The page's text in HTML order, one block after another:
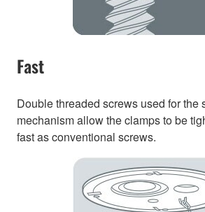
Fast
Double threaded screws used for the
mechanism allow the clamps to be
fast as conventional screws.